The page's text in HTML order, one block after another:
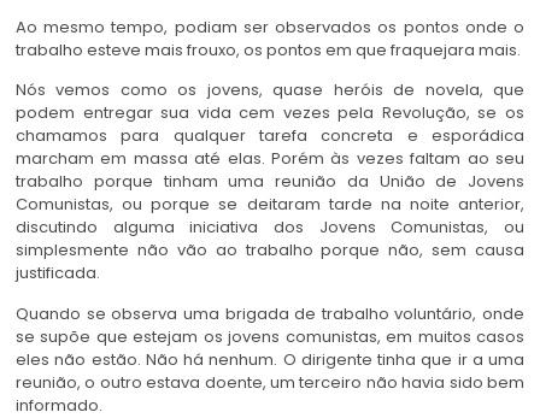
Ao mesmo tempo, podiam ser observados os pontos onde o
trabalho esteve mais frouxo, os pontos em que fraquejara mais.
Nós vemos como os jovens, quase heróis de novela, que
podem entregar sua vida cem vezes pela Revolução, se os
chamamos para qualquer tarefa concreta e esporádica
marcham em massa até elas. Porém às vezes faltam ao seu
trabalho porque tinham uma reunião da União de Jovens
Comunistas, ou porque se deitaram tarde na noite anterior,
discutindo alguma iniciativa dos Jovens Comunistas, ou
simplesmente não vão ao trabalho porque não, sem causa
justificada.
Quando se observa uma brigada de trabalho voluntário, onde
se supõe que estejam os jovens comunistas, em muitos casos
eles não estão. Não há nenhum. O dirigente tinha que ir a uma
reunião, o outro estava doente, um terceiro não havia sido bem
informado.